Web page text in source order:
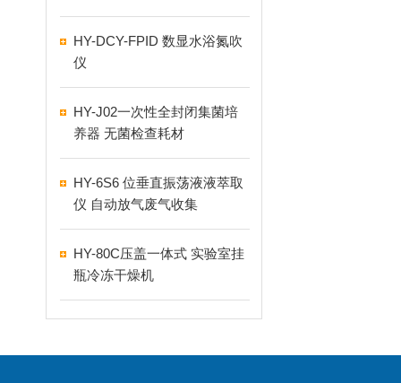
HY-DCY-FPID 数显水浴氮吹
仪
HY-J02一次性全封闭集菌培
养器 无菌检查耗材
HY-6S6 位垂直振荡液液萃取
仪 自动放气废气收集
HY-80C压盖一体式 实验室挂
瓶冷冻干燥机